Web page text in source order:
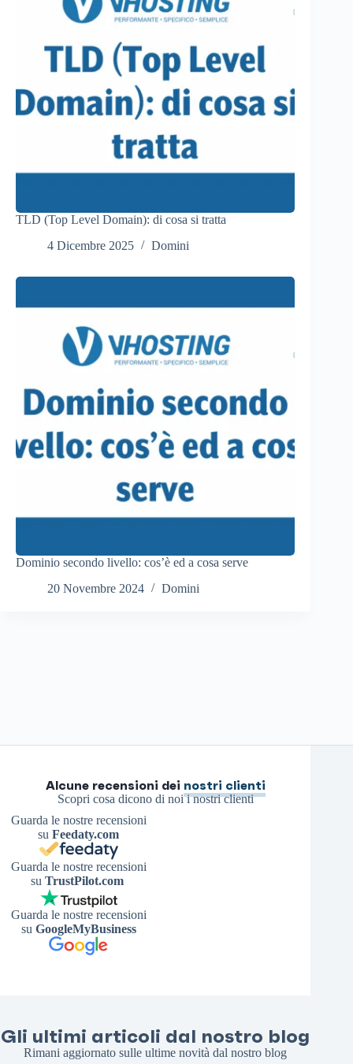
TLD (Top Level Domain): di cosa si tratta
4 Dicembre 2025
Domini
Dominio secondo livello: cos’è ed a cosa serve
20 Novembre 2024
Domini
Alcune recensioni dei nostri clienti
Scopri cosa dicono di noi i nostri clienti
Guarda le nostre recensioni
suFeedaty.com
Guarda le nostre recensioni
su TrustPilot.com
Guarda le nostre recensioni
su GoogleMyBusiness
Gli ultimi articoli dal nostro blog
Rimani aggiornato sulle ultime novità dal nostro blog